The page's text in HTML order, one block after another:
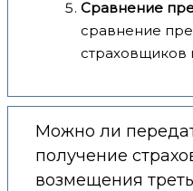
Сравнение
сравнение
страховщиков
Можно ли
получение
возмещения